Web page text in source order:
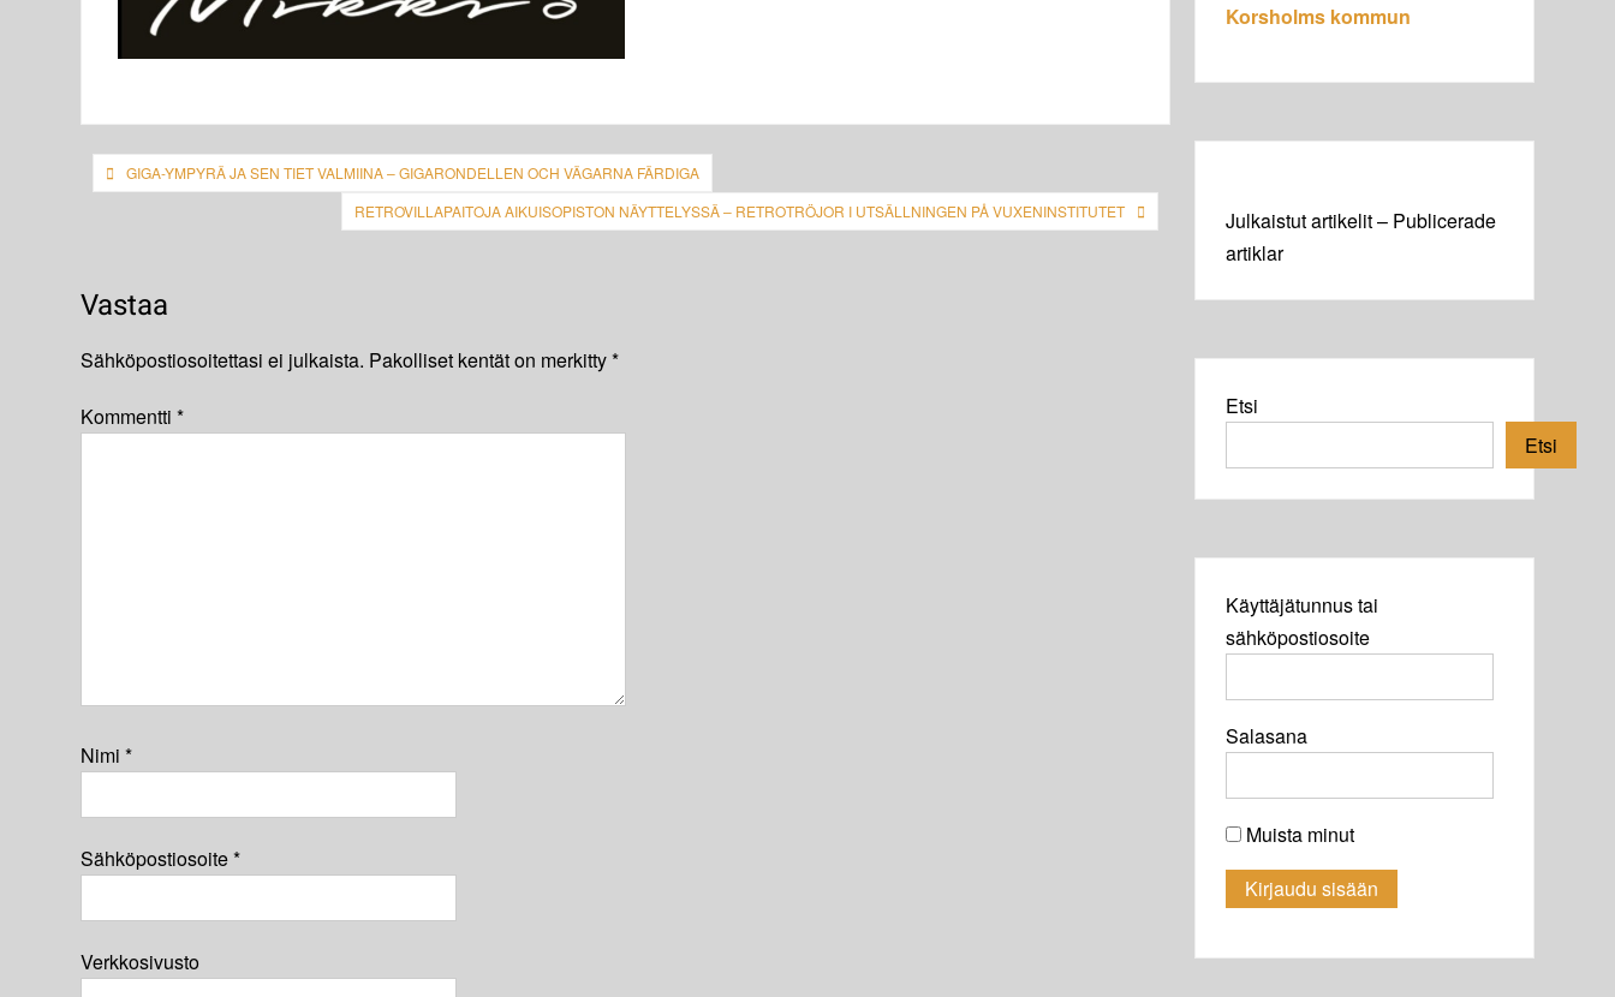
Artikkelien
GIGA-YMPYRÄ JA SEN TIET VALMIINA – GIGARONDELLEN OCH VÄGARNA FÄRDIGA
RETROVILLAPAITOJA AIKUISOPISTON NÄYTTELYSSÄ – RETROTRÖJOR I UTSÄLLNINGEN PÅ VUXENINSTITUTET
Vastaa
Sähköpostiosoitettasi ei julkaista. Pakolliset kentät on merkitty*
Kommentti*
Nimi*
Sähköpostiosoite*
Verkkosivusto
Korsholms kommun
Julkaistut artikelit – Publicerade
artiklar
Etsi
Etsi
Käyttäjätunnus tai
sähköpostiosoite
Salasana
Muista minut